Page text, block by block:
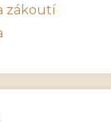
zákoutí